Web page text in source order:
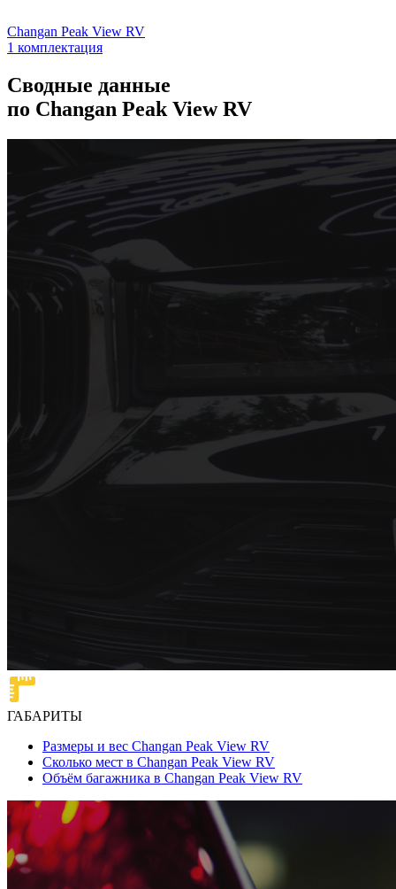
Changan Peak View RV
1 комплектация
Сводные данные
по Changan Peak View RV
ГАБАРИТЫ
Размеры и вес Changan Peak View RV
Сколько мест в Changan Peak View RV
Объём багажника в Changan Peak View RV